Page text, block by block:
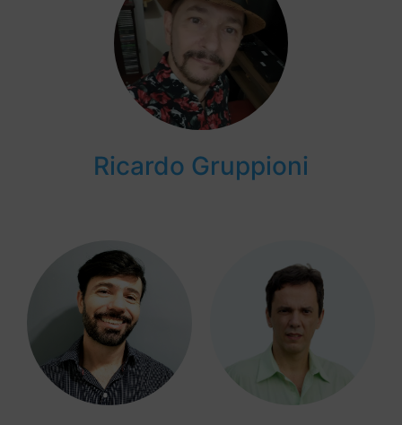
Ricardo Gruppioni